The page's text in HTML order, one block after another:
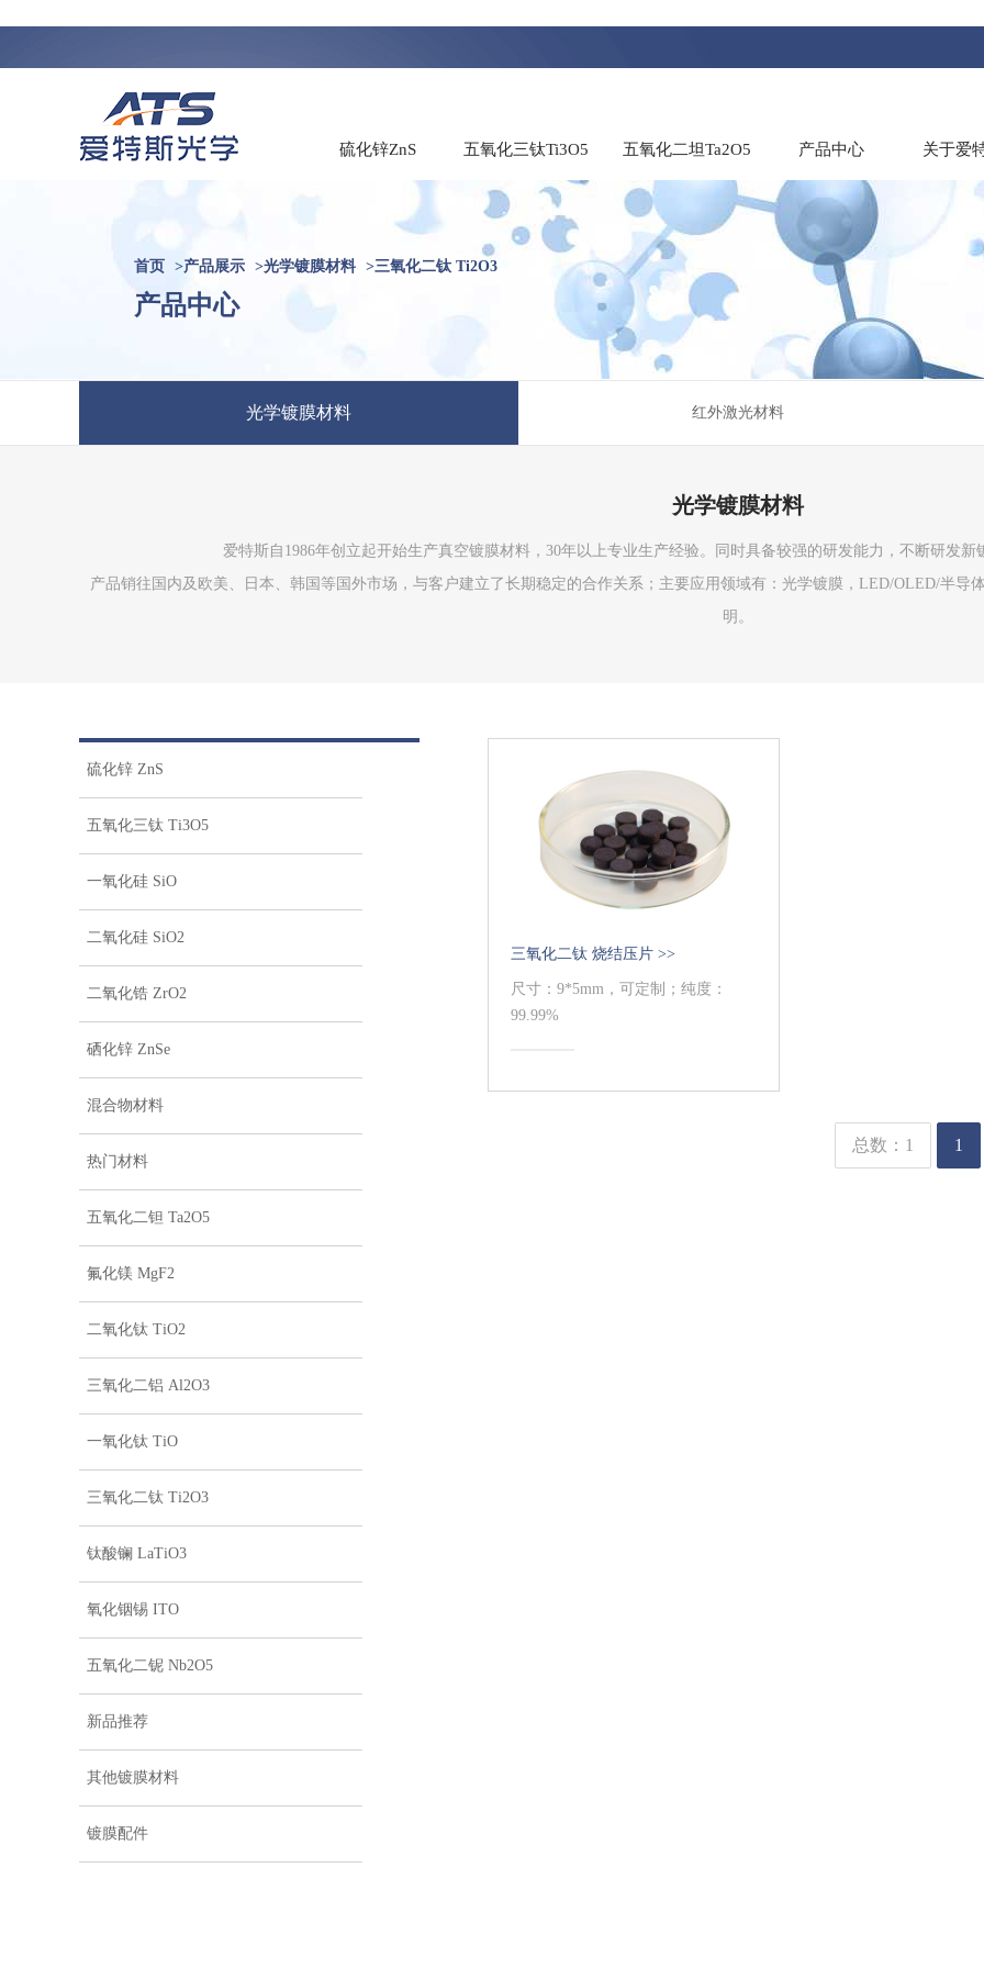
硫化锌ZnS 五氧化三钛Ti3O5 五氧化二坦Ta2O5 产品中心 关于爱
首页 >产品展示 >光学镀膜材料 >三氧化二钛 Ti2O3
产品中心
光学镀膜材料 红外激光材料
光学镀膜材料
爱特斯自1986年创立起开始生产真空镀膜材料，30年以上专业生产经验。同时具备较强的研发能力，不断研发
产品销往国内及欧美、日本、韩国等国外市场，与客户建立了长期稳定的合作关系；主要应用领域有：光学镀膜，LED/OLED/半导
明。
硫化锌 ZnS
五氧化三钛 Ti3O5
一氧化硅 SiO
二氧化硅 SiO2
二氧化锆 ZrO2
硒化锌 ZnSe
混合物材料
热门材料
五氧化二钽 Ta2O5
氟化镁 MgF2
二氧化钛 TiO2
三氧化二铝 Al2O3
一氧化钛 TiO
三氧化二钛 Ti2O3
钛酸镧 LaTiO3
氧化铟锡 ITO
五氧化二铌 Nb2O5
新品推荐
其他镀膜材料
镀膜配件
三氧化二钛 烧结压片 >>
尺寸：9*5mm，可定制；纯度：
99.99%
总数：1 1